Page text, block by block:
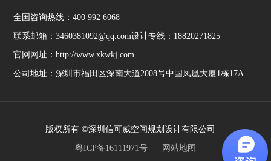
全国咨询热线：400 992 6068
联系邮箱：3460381092@qq.com设计专线：18820271825
官网网址：http://www.xkwkj.com
公司地址：深圳市福田区深南大道2008号中国凤凰大厦1栋17A
版权所有 ©深圳信可威空间规划设计有限公司
粤ICP备16111971号
网站地图